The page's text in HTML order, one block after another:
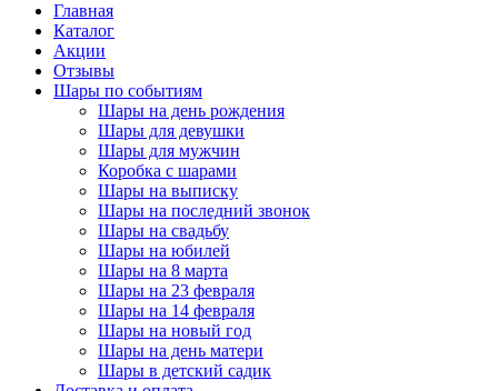
Главная
Каталог
Акции
Отзывы
Шары по событиям
Шары на день рождения
Шары для девушки
Шары для мужчин
Коробка с шарами
Шары на выписку
Шары на последний звонок
Шары на свадьбу
Шары на юбилей
Шары на 8 марта
Шары на 23 февраля
Шары на 14 февраля
Шары на новый год
Шары на день матери
Шары в детский садик